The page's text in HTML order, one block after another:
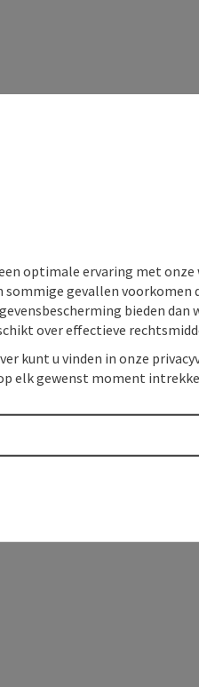
optimale ervaring met
sommige gevallen voorkomen
bieden
over effectieve
kunt u vinden in onze
elk gewenst moment